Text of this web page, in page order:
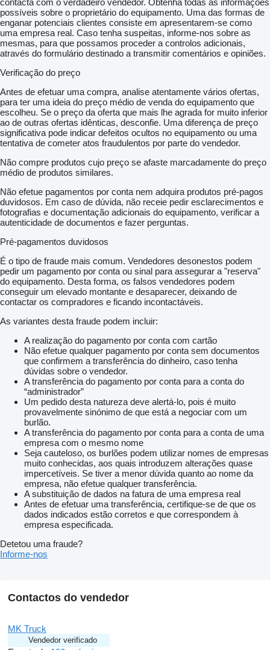
contacta com o verdadeiro vendedor. Obtenha todas as informações
possíveis sobre o proprietário do equipamento. Uma das formas de
enganar potenciais clientes consiste em apresentarem-se como
uma empresa real. Caso tenha suspeitas, informe-nos sobre as
mesmas, para que possamos proceder a controlos adicionais,
através do formulário destinado a transmitir comentários e opiniões.
Verificação do preço
Antes de efetuar uma compra, analise atentamente vários ofertas,
para ter uma ideia do preço médio de venda do equipamento que
escolheu. Se o preço da oferta que mais lhe agrada for muito inferior
ao de outras ofertas idênticas, desconfie. Uma diferença de preço
significativa pode indicar defeitos ocultos no equipamento ou uma
tentativa de cometer atos fraudulentos por parte do vendedor.
Não compre produtos cujo preço se afaste marcadamente do preço
médio de produtos similares.
Não efetue pagamentos por conta nem adquira produtos pré-pagos
duvidosos. Em caso de dúvida, não receie pedir esclarecimentos e
fotografias e documentação adicionais do equipamento, verificar a
autenticidade de documentos e fazer perguntas.
Pré-pagamentos duvidosos
É o tipo de fraude mais comum. Vendedores desonestos podem
pedir um pagamento por conta ou sinal para assegurar a "reserva"
do equipamento. Desta forma, os falsos vendedores podem
conseguir um elevado montante e desaparecer, deixando de
contactar os compradores e ficando incontactáveis.
As variantes desta fraude podem incluir:
A realização do pagamento por conta com cartão
Não efetue qualquer pagamento por conta sem documentos
que confirmem a transferência do dinheiro, caso tenha
dúvidas sobre o vendedor.
A transferência do pagamento por conta para a conta do
“administrador”
Um pedido desta natureza deve alertá-lo, pois é muito
provavelmente sinónimo de que está a negociar com um
burlão.
A transferência do pagamento por conta para a conta de uma
empresa com o mesmo nome
Seja cauteloso, os burlões podem utilizar nomes de empresas
muito conhecidas, aos quais introduzem alterações quase
impercetíveis. Se tiver a menor dúvida quanto ao nome da
empresa, não efetue qualquer transferência.
A substituição de dados na fatura de uma empresa real
Antes de efetuar uma transferência, certifique-se de que os
dados indicados estão corretos e que correspondem à
empresa especificada.
Detetou uma fraude?
Informe-nos
Contactos do vendedor
MK Truck
Vendedor verificado